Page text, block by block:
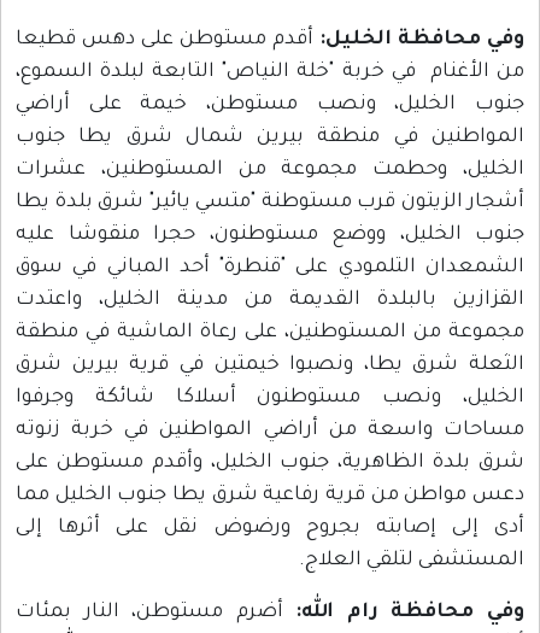
وفي محافظة الخليل: أقدم مستوطن على دهس قطيعا
من الأغنام في خربة "خلة النياص" التابعة لبلدة السموع،
جنوب الخليل، ونصب مستوطن، خيمة على أراضي
المواطنين في منطقة بيرين شمال شرق يطا جنوب
الخليل، وحطمت مجموعة من المستوطنين، عشرات
أشجار الزيتون قرب مستوطنة "متسي يائير" شرق بلدة يطا
جنوب الخليل، ووضع مستوطنون، حجرا منقوشا عليه
الشمعدان التلمودي على "قنطرة" أحد المباني في سوق
القزازين بالبلدة القديمة من مدينة الخليل، واعتدت
مجموعة من المستوطنين، على رعاة الماشية في منطقة
الثعلة شرق يطا، ونصبوا خيمتين في قرية بيرين شرق
الخليل، ونصب مستوطنون أسلاكا شائكة وجرفوا
مساحات واسعة من أراضي المواطنين في خربة زنوته
شرق بلدة الظاهرية، جنوب الخليل، وأقدم مستوطن على
دعس مواطن من قرية رفاعية شرق يطا جنوب الخليل مما
أدى إلى إصابته بجروح ورضوض نقل على أثرها إلى
المستشفى لتلقي العلاج.
وفي محافظة رام الله: أضرم مستوطن، النار بمئات